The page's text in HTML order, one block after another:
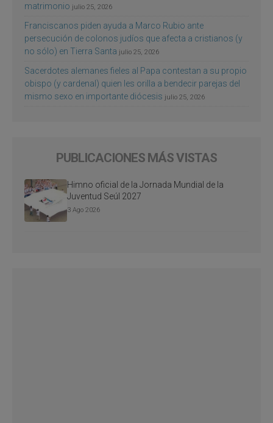
matrimonio julio 25, 2026
Franciscanos piden ayuda a Marco Rubio ante
persecución de colonos judíos que afecta a cristianos (y
no sólo) en Tierra Santa julio 25, 2026
Sacerdotes alemanes fieles al Papa contestan a su propio
obispo (y cardenal) quien les orilla a bendecir parejas del
mismo sexo en importante diócesis julio 25, 2026
PUBLICACIONES MÁS VISTAS
Himno oficial de la Jornada Mundial de la
Juventud Seúl 2027
3 Ago 2026